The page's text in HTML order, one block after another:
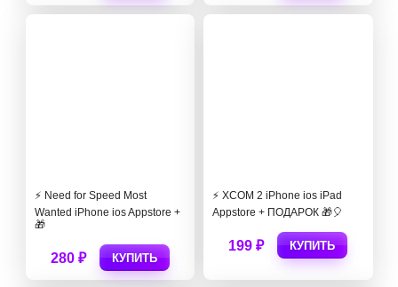
⚡️ Need for Speed Most
Wanted iPhone ios Appstore +
🎁
280 ₽ КУПИТЬ
⚡️ XCOM 2 iPhone ios iPad
Appstore + ПОДАРОК 🎁🎈
199 ₽ КУПИТЬ